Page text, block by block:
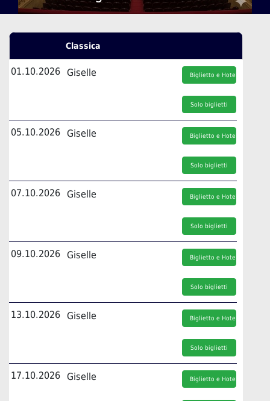
Classica
01.10.2026 Giselle Biglietto e Hotel
Solo biglietti
05.10.2026 Giselle Biglietto e Hotel
Solo biglietti
07.10.2026 Giselle Biglietto e Hotel
Solo biglietti
09.10.2026 Giselle Biglietto e Hotel
Solo biglietti
13.10.2026 Giselle Biglietto e Hotel
Solo biglietti
17.10.2026 Giselle Biglietto e Hotel